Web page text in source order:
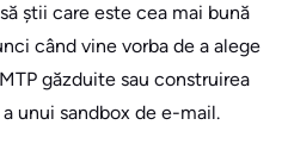
știi care este cea mai bună
când vine vorba de a alege
găzduite sau construirea
unui sandbox de e-mail.